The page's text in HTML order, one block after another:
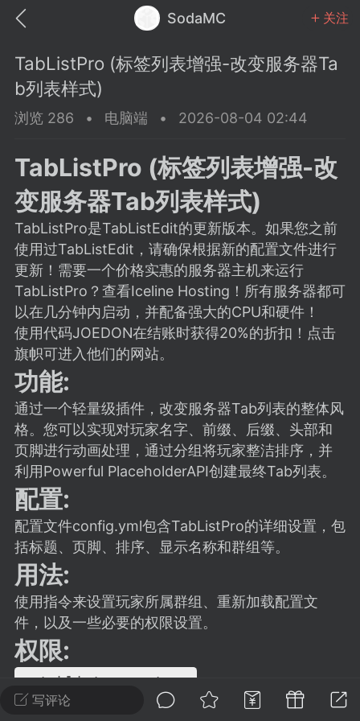
SodaMC 关注
中文社区 SodaMC
教程 材质 社区
潮涌核心
永久赞助者
11-27 02:06
电脑端 社区规则
议贴】SodaMC 的改进与建议 🧃
社区的建议&反馈板块，欢迎每
在这里畅所欲言，提出你对 社区功能、
、管理方式等方面 的任何想法！...
11
24 23:37
电脑端
主页反馈贴
反馈你遇到的问题 以及 你期望的功能等
不方便可尝试通过邮箱与作者进行反馈
写评论
TabListPro (标签列表增强-改变服务器Ta
b列表样式)
浏览 286 • 电脑端 • 2026-08-04 02:44
TabListPro (标签列表增强-改
变服务器Tab列表样式)
TabListPro是TabListEdit的更新版本。如果您之前
使用过TabListEdit，请确保根据新的配置文件进行
更新！需要一个价格实惠的服务器主机来运行
TabListPro？查看Iceline Hosting！所有服务器都可
以在几分钟内启动，并配备强大的CPU和硬件！
使用代码JOEDON在结账时获得20%的折扣！点击
旗帜可进入他们的网站。
功能:
通过一个轻量级插件，改变服务器Tab列表的整体风
格。您可以实现对玩家名字、前缀、后缀、头部和
页脚进行动画处理，通过分组将玩家整洁排序，并
利用Powerful PlaceholderAPI创建最终Tab列表。
配置:
配置文件config.yml包含TabListPro的详细设置，包
括标题、页脚、排序、显示名称和群组等。
用法:
使用指令来设置玩家所属群组、重新加载配置文
件，以及一些必要的权限设置。
权限:
- tablistpro.set
- tablistpro.reload